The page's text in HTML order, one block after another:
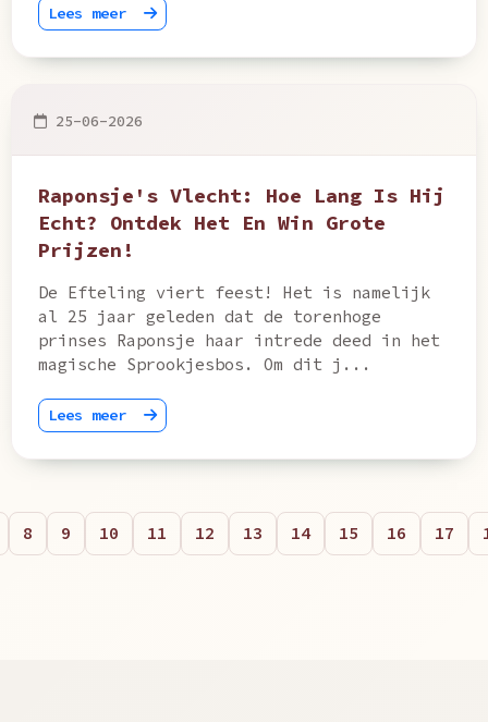
Lees meer
25-06-2026
Raponsje's Vlecht: Hoe Lang Is Hij
Echt? Ontdek Het En Win Grote
Prijzen!
De Efteling viert feest! Het is namelijk
al 25 jaar geleden dat de torenhoge
prinses Raponsje haar intrede deed in het
magische Sprookjesbos. Om dit j...
Lees meer
8 9 10 11 12 13 14 15 16 17